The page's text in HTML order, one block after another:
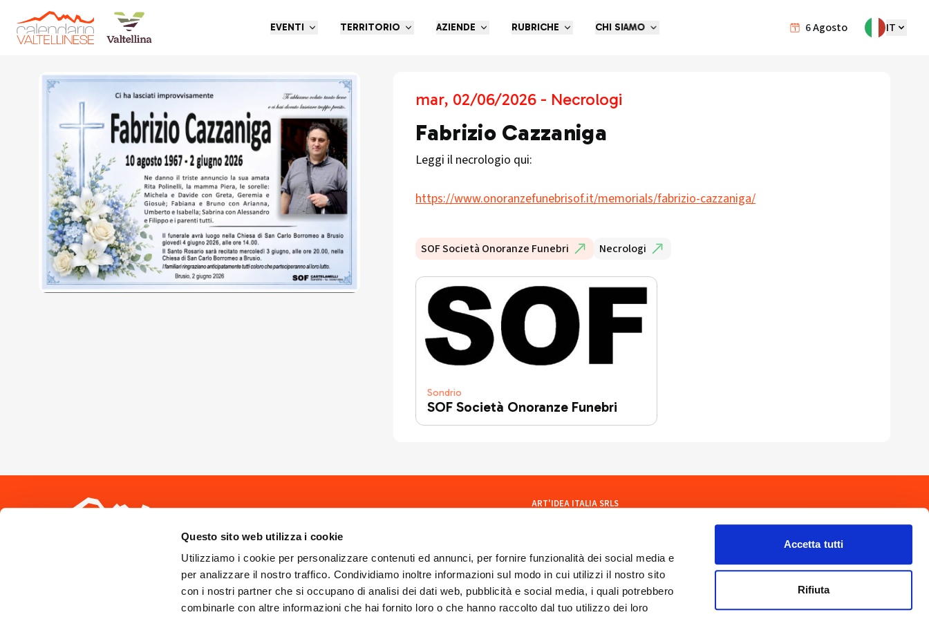
Questo sito web utilizza i cookie
Utilizziamo i cookie per personalizzare contenuti ed annunci, per fornire funzionalità dei social media e
per analizzare il nostro traffico. Condividiamo inoltre informazioni sul modo in cui utilizzi il nostro sito
con i nostri partner che si occupano di analisi dei dati web, pubblicità e social media, i quali potrebbero
combinarle con altre informazioni che hai fornito loro o che hanno raccolto dal tuo utilizzo dei loro
Accetta tutti
Rifiuta
6Agosto IT
EVENTI TERRITORIO AZIENDE RUBRICHE CHI SIAMO
Torna indietro
mar, 02/06/2026 - Necrologi
Fabrizio Cazzaniga
Leggi il necrologio qui:
https://www.onoranzefunebrisof.it/memorials/fabrizio-cazzaniga/
SOF Società Onoranze Funebri Necrologi
Sondrio
SOF Società Onoranze Funebri
Seguici sui social
ART'IDEA ITALIA SRLS
artideaitaliasrls@legalmail.it